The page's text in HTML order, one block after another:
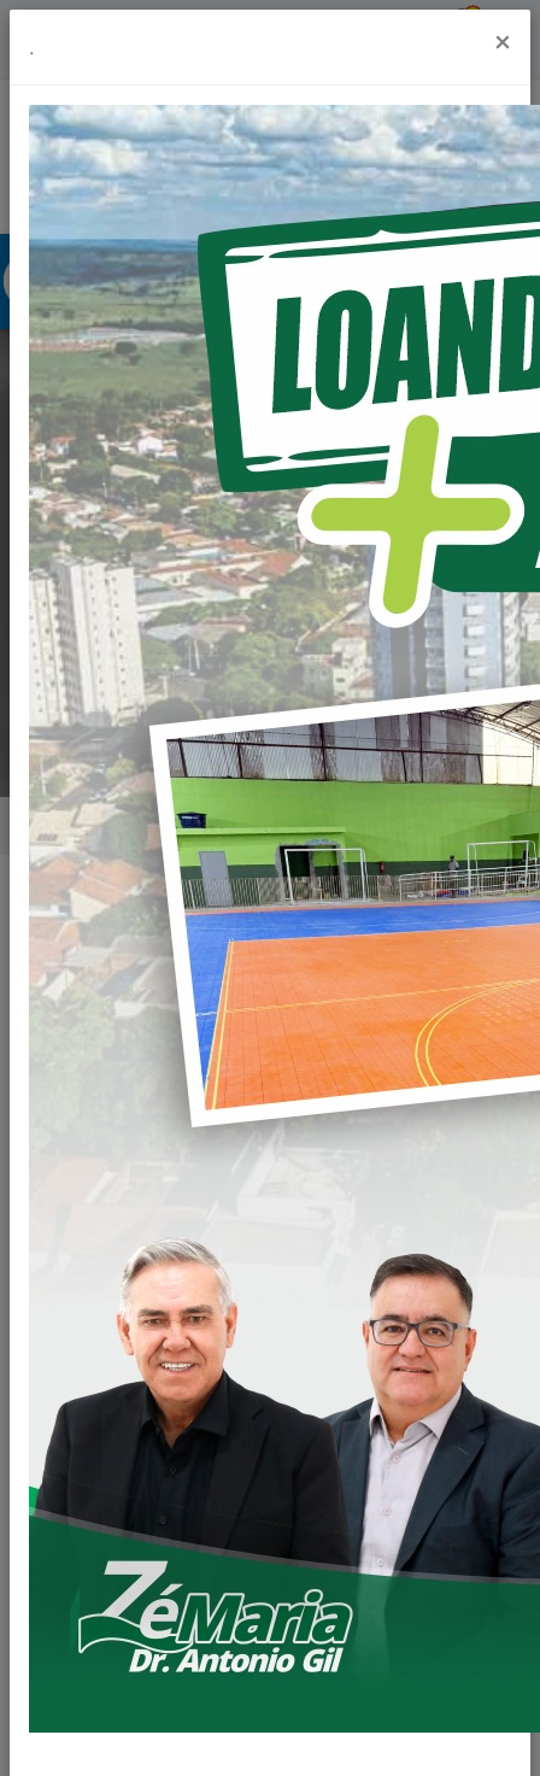
GOVERNADOR EM
LOANDA:
INVESTIMENTO
HISTÓRICO
FORTALECE A SAÚDE
REGIONAL
Home Notícias
Publicado em: 12/03/2026 08:00
Compartilhar WHATSAPP
A Prefeitura Municipal de Loanda registra a visita do
governador
ao município para a entrega das
obras de ampliação da
Casa de Saúde e Maternidade Santa
Catarina – Ugo Roberto Accorsi. A iniciativa integra um
investimento superior a
R$ 22 milhões
e representa um
marco para a saúde de Loanda e de toda a região.
Com o reconhecimento do caráter filantrópico, a unidade
. ×